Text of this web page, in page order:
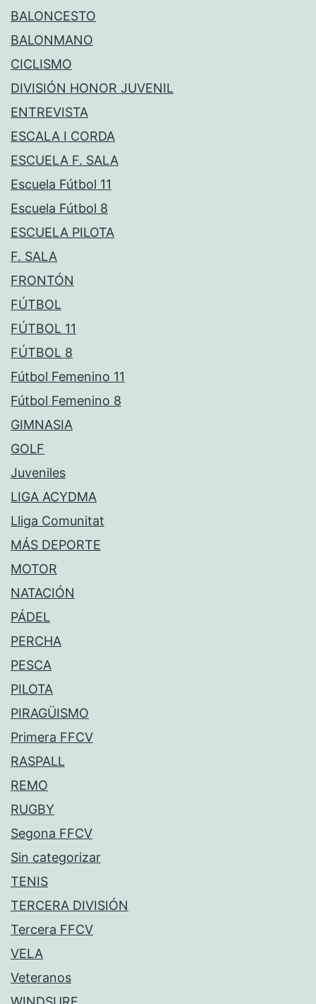
BALONCESTO
BALONMANO
CICLISMO
DIVISIÓN HONOR JUVENIL
ENTREVISTA
ESCALA I CORDA
ESCUELA F. SALA
Escuela Fútbol 11
Escuela Fútbol 8
ESCUELA PILOTA
F. SALA
FRONTÓN
FÚTBOL
FÚTBOL 11
FÚTBOL 8
Fútbol Femenino 11
Fútbol Femenino 8
GIMNASIA
GOLF
Juveniles
LIGA ACYDMA
Lliga Comunitat
MÁS DEPORTE
MOTOR
NATACIÓN
PÁDEL
PERCHA
PESCA
PILOTA
PIRAGÜISMO
Primera FFCV
RASPALL
REMO
RUGBY
Segona FFCV
Sin categorizar
TENIS
TERCERA DIVISIÓN
Tercera FFCV
VELA
Veteranos